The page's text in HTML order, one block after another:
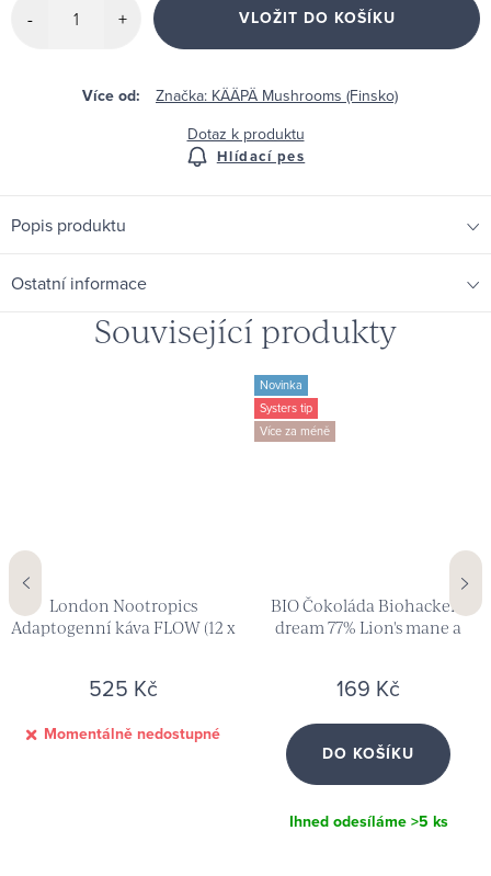
VLOŽIT DO KOŠÍKU
Značka: KÄÄPÄ Mushrooms (Finsko)
Dotaz k produktu
Hlídací pes
Popis produktu
Ostatní informace
Související produkty
London Nootropics
Adaptogenní káva FLOW (12 x
525 Kč
Momentálně nedostupné
Novinka
Systers tip
Více za méně
BIO Čokoláda Biohacker's
dream 77% Lion's mane a
169 Kč
DO KOŠÍKU
Ihned odesíláme>5 ks